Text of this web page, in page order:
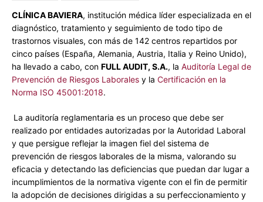
CLÍNICA BAVIERA, institución médica líder especializada en el
diagnóstico, tratamiento y seguimiento de todo tipo de
trastornos visuales, con más de 142 centros repartidos por
cinco países (España, Alemania, Austria, Italia y Reino Unido),
ha llevado a cabo, con FULL AUDIT, S.A., la Auditoría Legal de
Prevención de Riesgos Laborales y la Certificación en la
Norma ISO 45001:2018.
La auditoría reglamentaria es un proceso que debe ser
realizado por entidades autorizadas por la Autoridad Laboral
y que persigue reflejar la imagen fiel del sistema de
prevención de riesgos laborales de la misma, valorando su
eficacia y detectando las deficiencias que puedan dar lugar a
incumplimientos de la normativa vigente con el fin de permitir
la adopción de decisiones dirigidas a su perfeccionamiento y